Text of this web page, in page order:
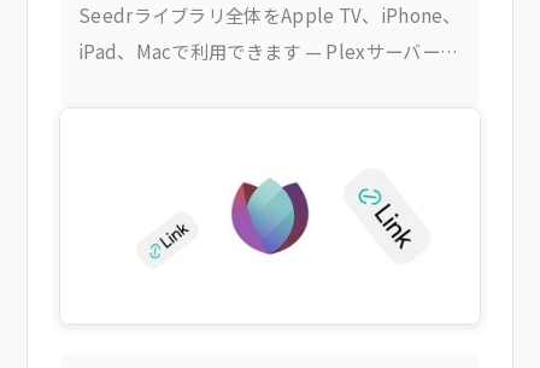
Seedrライブラリ全体をApple TV、iPhone、
iPad、Macで利用できます — Plexサーバーも